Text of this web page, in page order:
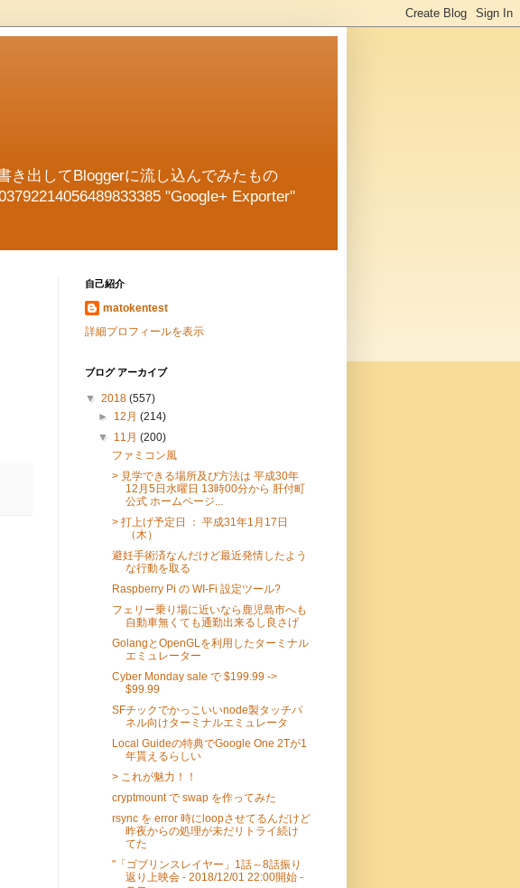
き出してBloggerに流し込んでみたもの
"Google+ Exporter"
自己紹介
matokentest
詳細プロフィールを表示
ブログ アーカイブ
▼ 2018 (557)
► 12月(214)
▼ 11月(200)
ファミコン風
> 見学できる場所及び方法は 平成30年
12月5日水曜日 13時00分から 肝付町
公式 ホームページ...
> 打上げ予定日 ： 平成31年1月17日
（木）
避妊手術済なんだけど最近発情したよう
な行動を取る
Raspberry Pi の WI-Fi 設定ツール?
フェリー乗り場に近いなら鹿児島市へも
自動車無くても通勤出来るし良さげ
GolangとOpenGLを利用したターミナル
エミュレーター
Cyber Monday sale で $199.99 ->
$99.99
SFチックでかっこいいnode製タッチパ
ネル向けターミナルエミュレータ
Local Guideの特典でGoogle One 2Tが1
年貰えるらしい
> これが魅力！！
cryptmount で swap を作ってみた
rsync を error 時にloopさせてるんだけど
昨夜からの処理が未だリトライ続け
てた
"「ゴブリンスレイヤー」1話～8話振り
返り上映会 - 2018/12/01 22:00開始 -